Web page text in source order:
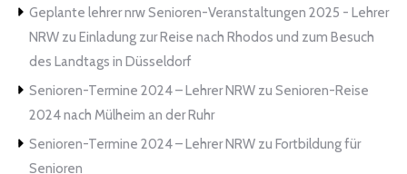
Geplante lehrer nrw Senioren-Veranstaltungen 2025 - Lehrer
NRW zu Einladung zur Reise nach Rhodos und zum Besuch
des Landtags in Düsseldorf
Senioren-Termine 2024 – Lehrer NRW zu Senioren-Reise
2024 nach Mülheim an der Ruhr
Senioren-Termine 2024 – Lehrer NRW zu Fortbildung für
Senioren